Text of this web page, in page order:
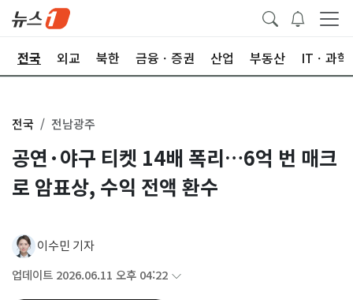
전국 외교 북한 금융ㆍ증권 산업 부동산 ITㆍ과학
전국 전남광주
공연·야구 티켓 14배 폭리…6억 번 매크
로 암표상, 수익 전액 환수
이수민 기자
업데이트 2026.06.11 오후 04:22